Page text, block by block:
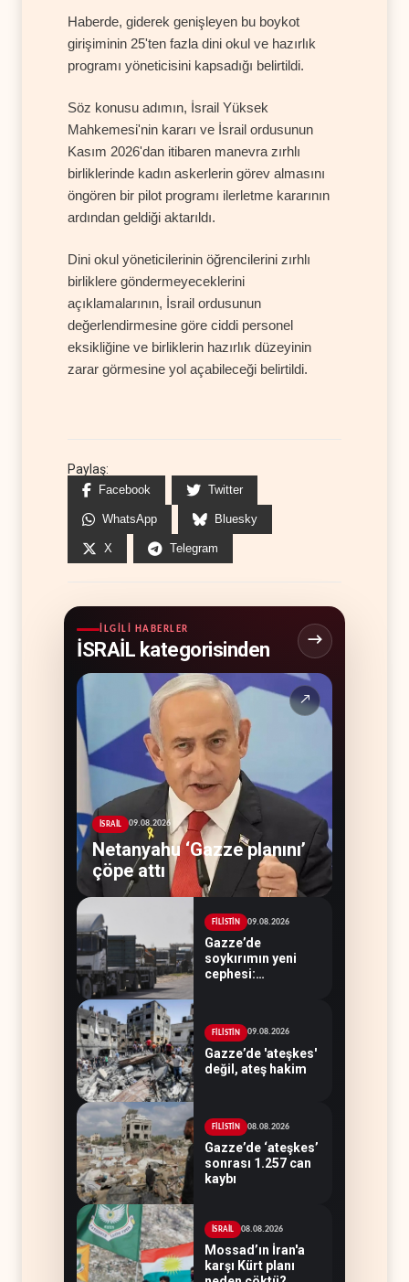
Haberde, giderek genişleyen bu boykot
girişiminin 25'ten fazla dini okul ve hazırlık
programı yöneticisini kapsadığı belirtildi.
Söz konusu adımın, İsrail Yüksek
Mahkemesi'nin kararı ve İsrail ordusunun
Kasım 2026'dan itibaren manevra zırhlı
birliklerinde kadın askerlerin görev almasını
öngören bir pilot programı ilerletme kararının
ardından geldiği aktarıldı.
Dini okul yöneticilerinin öğrencilerini zırhlı
birliklere göndermeyeceklerini
açıklamalarının, İsrail ordusunun
değerlendirmesine göre ciddi personel
eksikliğine ve birliklerin hazırlık düzeyinin
zarar görmesine yol açabileceği belirtildi.
Paylaş:
Facebook Twitter
WhatsApp Bluesky
X Telegram
İLGILI HABERLER
İSRAİL kategorisinden
↗
İSRAİL 09.08.2026
Netanyahu ‘Gazze planını’
çöpe attı
FİLİSTİN 09.08.2026
Gazze’de
soykırımın yeni
cephesi:
FİLİSTİN 09.08.2026
Gazze’de 'ateşkes'
değil, ateş hakim
FİLİSTİN 08.08.2026
Gazze’de ‘ateşkes’
sonrası 1.257 can
kaybı
İSRAİL 08.08.2026
Mossad’ın İran'a
karşı Kürt planı